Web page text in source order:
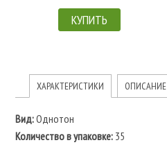
КУПИТЬ
ХАРАКТЕРИСТИКИ ОПИСАНИЕ
Вид:Однотон
Количество в упаковке:35